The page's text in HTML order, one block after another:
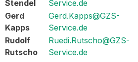
Stendel
Service.de
Gerd
Kapps
Gerd.Kapps@GZS-
Service.de
Rudolf
Rutscho
Ruedi.Rutscho@GZS-
Service.de